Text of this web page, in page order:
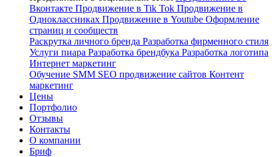
Вконтакте Продвижение в Tik Tok Продвижение в
Одноклассниках Продвижение в Youtube Оформление
страниц и сообществ
Раскрутка личного бренда Разработка фирменного стиля
Услуги пиара Разработка брендбука Разработка логотипа
Интернет маркетинг
Обучение SMM SEO продвижение сайтов Контент
маркетинг
Цены
Портфолио
Отзывы
Контакты
О компании
Бриф